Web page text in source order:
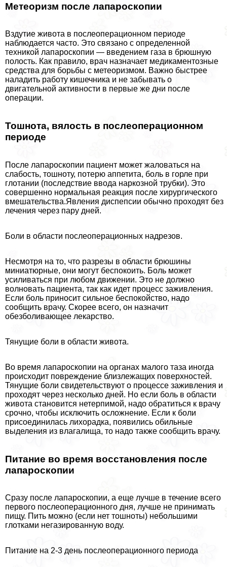
Метеоризм после лапароскопии
Вздутие живота в послеоперационном периоде
наблюдается часто. Это связано с определенной
техникой лапароскопии — введением газа в брюшную
полость. Как правило, врач назначает медикаментозные
средства для борьбы с метеоризмом. Важно быстрее
наладить работу кишечника и не забывать о
двигательной активности в первые же дни после
операции.
Тошнота, вялость в послеоперационном
периоде
После лапароскопии пациент может жаловаться на
слабость, тошноту, потерю аппетита, боль в горле при
глотании (последствие ввода наркозной трубки). Это
совершенно нормальная реакция после хирургического
вмешательства.Явления диспепсии обычно проходят без
лечения через пару дней.
Боли в области послеоперационных надрезов.
Несмотря на то, что разрезы в области брюшины
миниатюрные, они могут беспокоить. Боль может
усиливаться при любом движении. Это не должно
волновать пациента, так как идет процесс заживления.
Если боль приносит сильное беспокойство, надо
сообщить врачу. Скорее всего, он назначит
обезболивающее лекарство.
Тянущие боли в области живота.
Во время лапароскопии на органах малого таза иногда
происходит повреждение близлежащих поверхностей.
Тянущие боли свидетельствуют о процессе заживления и
проходят через несколько дней. Но если боль в области
живота становится нетерпимой, надо обратиться к врачу
срочно, чтобы исключить осложнение. Если к боли
присоединилась лихорадка, появились обильные
выделения из влагалища, то надо также сообщить врачу.
Питание во время восстановления после
лапароскопии
Сразу после лапароскопии, а еще лучше в течение всего
первого послеоперационного дня, лучше не принимать
пищу. Пить можно (если нет тошноты) небольшими
глотками негазированную воду.
Питание на 2-3 день послеоперационного периода